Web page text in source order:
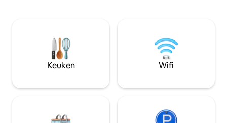
loungestoelen met een heerlijk drankje.
Alle kamers hebben uitzicht;
woonkamer met glazen schuifdeuren
die buiten naar binnen uitnodigen. Dit
resort, waar een restaurant genaamd
zwembad. Kom kijken wat je hebt
loungestoelen
De woonkamer
schuifdeuren die
uitnodigen. Kom kijken wat je hebt
Keuken Wifi